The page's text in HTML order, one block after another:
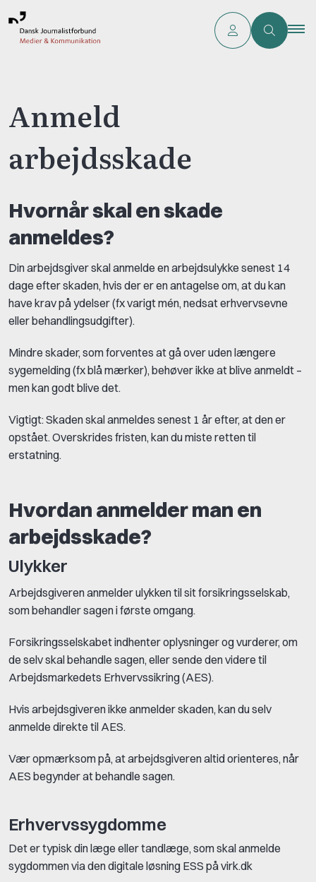
Anmeld
arbejdsskade
Hvornår skal en skade
anmeldes?
Din arbejdsgiver skal anmelde en arbejdsulykke senest 14
dage efter skaden, hvis der er en antagelse om, at du kan
have krav på ydelser (fx varigt mén, nedsat erhvervsevne
eller behandlingsudgifter).
Mindre skader, som forventes at gå over uden længere
sygemelding (fx blå mærker), behøver ikke at blive anmeldt –
men kan godt blive det.
Vigtigt: Skaden skal anmeldes senest 1 år efter, at den er
opstået. Overskrides fristen, kan du miste retten til
erstatning.
Hvordan anmelder man en
arbejdsskade?
Ulykker
Arbejdsgiveren anmelder ulykken til sit forsikringsselskab,
som behandler sagen i første omgang.
Forsikringsselskabet indhenter oplysninger og vurderer, om
de selv skal behandle sagen, eller sende den videre til
Arbejdsmarkedets Erhvervssikring (AES).
Hvis arbejdsgiveren ikke anmelder skaden, kan du selv
anmelde direkte til AES.
Vær opmærksom på, at arbejdsgiveren altid orienteres, når
AES begynder at behandle sagen.
Erhvervssygdomme
Det er typisk din læge eller tandlæge, som skal anmelde
sygdommen via den digitale løsning ESS på virk.dk